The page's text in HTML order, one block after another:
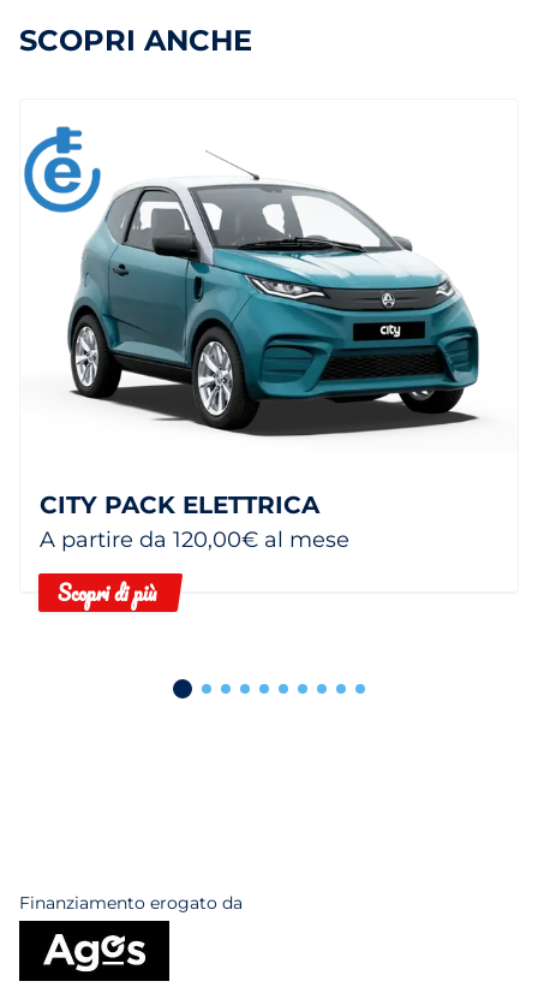
SCOPRI ANCHE
CITY PACK ELETTRICA
A partire da 120,00€ al mese
Scopri di più
Finanziamento erogato da